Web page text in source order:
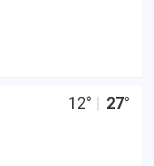
12° | 27°